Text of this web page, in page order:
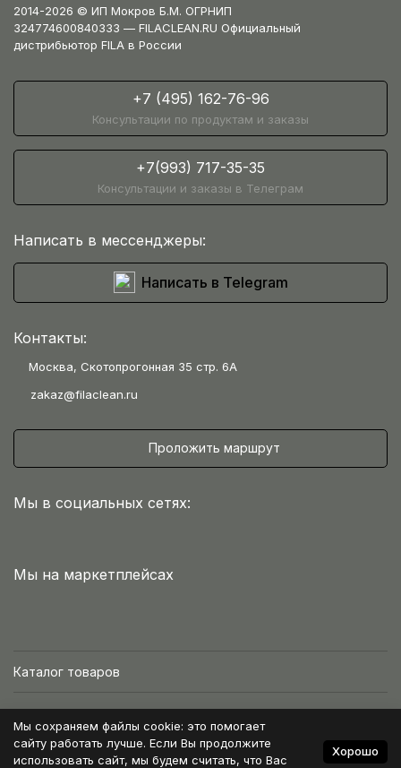
2014-2026 © ИП Мокров Б.М. ОГРНИП
324774600840333 — FILACLEAN.RU Официальный
дистрибьютор FILA в России
+7 (495) 162-76-96
Консультации по продуктам и заказы
+7(993) 717-35-35
Консультации и заказы в Телеграм
Написать в мессенджеры:
Написать в Telegram
Контакты:
Москва, Скотопрогонная 35 стр. 6А
zakaz@filaclean.ru
Проложить маршрут
Мы в социальных сетях:
Мы на маркетплейсах
Каталог товаров
Интернет-магазин
Условия работы
Мы сохраняем файлы cookie: это помогает
сайту работать лучше. Если Вы продолжите
использовать сайт, мы будем считать, что Вас
Хорошо